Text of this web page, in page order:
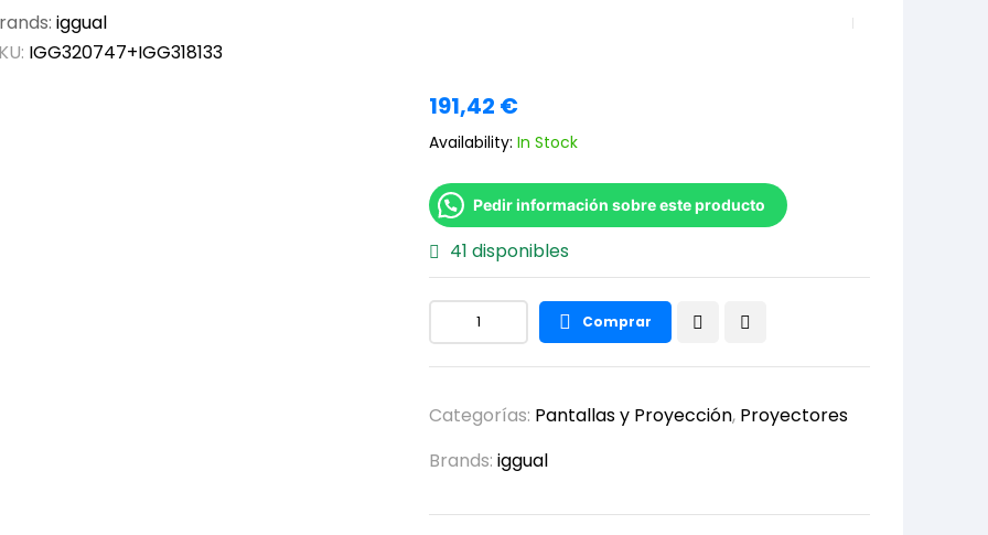
iggual
IGG320747+IGG318133
191,42 €
Availability: In Stock
Pedir información sobre este producto
41 disponibles
Comprar
Categorías: Pantallas y Proyección, Proyectores
Brands: iggual